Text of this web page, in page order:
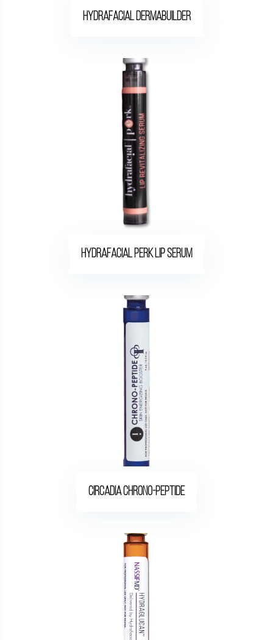
Hydrafacial dermabuilder
Hydrafacial Perk Lip Serum
Circadia Chrono-peptide